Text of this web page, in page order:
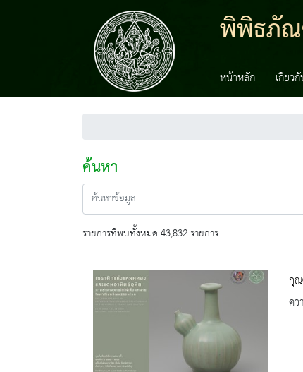
พิพิธภั
หน้าหลัก เกี่ยว
ค้นหา
รายการที่พบทั้งหมด 43,832 รายการ
กุ
คว